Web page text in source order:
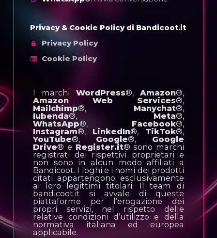
Privacy & Cookie Policy di Bandicoot.it
Privacy Policy
Cookie Policy
I marchi WordPress®, Amazon®,
Amazon Web Services®,
Mailchimp®, Manychat®,
Iubenda®, Meta®,
WhatsApp®, Facebook®,
Instagram®, LinkedIn®, TikTok®,
YouTube®, Google®, Google
Drive® e Register.it® sono marchi
registrati dei rispettivi proprietari e
non sono in alcun modo affiliati a
Bandicoot. I loghi e i nomi dei prodotti
citati appartengono esclusivamente
ai loro legittimi titolari. Il team di
bandicoot.it si avvale di queste
piattaforme per l’erogazione dei
propri servizi, nel rispetto delle
relative condizioni d’utilizzo e della
normativa italiana ed europea
applicabile.